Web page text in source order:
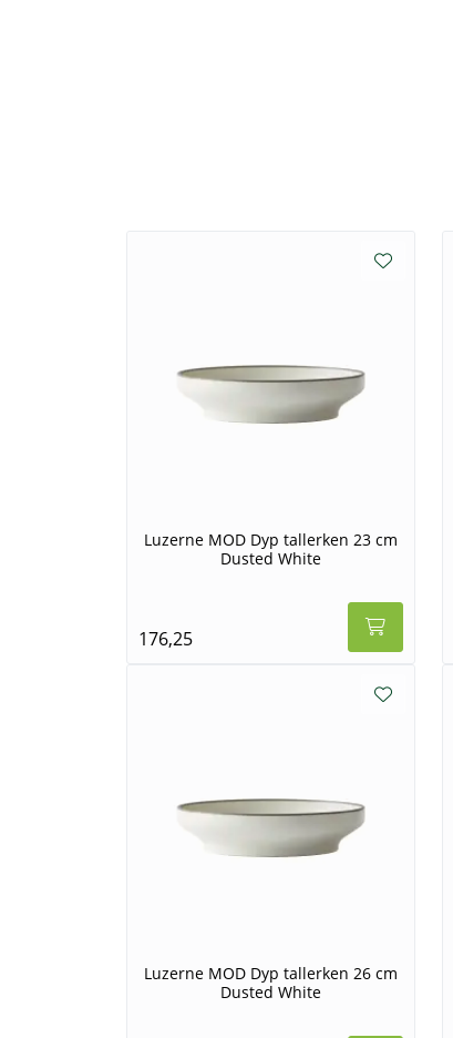
Luzerne MOD Dyp tallerken 23 cm
Dusted White
176,25
Luzerne MOD Dyp tallerken 26 cm
Dusted White